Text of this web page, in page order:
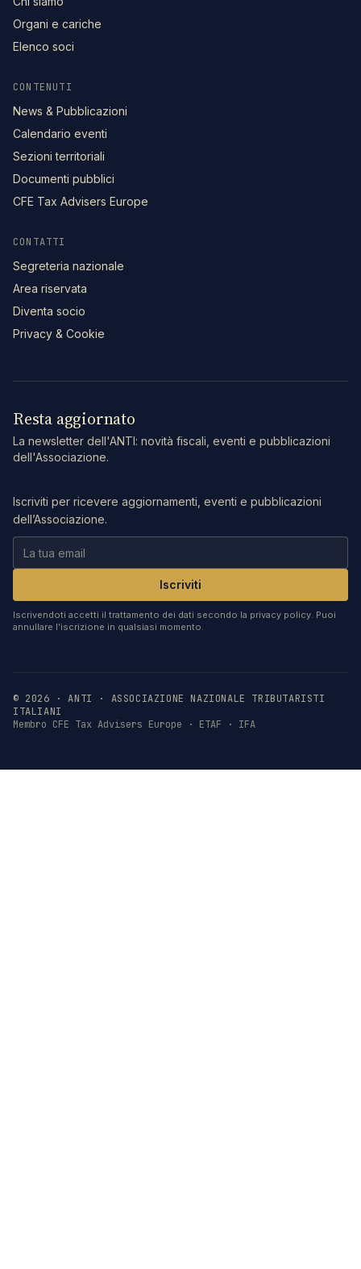
Organi e cariche
Elenco soci
CONTENUTI
News & Pubblicazioni
Calendario eventi
Sezioni territoriali
Documenti pubblici
CFE Tax Advisers Europe
CONTATTI
Segreteria nazionale
Area riservata
Diventa socio
Privacy & Cookie
Resta aggiornato
La newsletter dell'ANTI: novità fiscali, eventi e pubblicazioni
dell'Associazione.
Iscriviti per ricevere aggiornamenti, eventi e pubblicazioni
dell’Associazione.
Iscriviti
Iscrivendoti accetti il trattamento dei dati secondo la privacy policy. Puoi
annullare l’iscrizione in qualsiasi momento.
© 2026 · ANTI · ASSOCIAZIONE NAZIONALE TRIBUTARISTI
ITALIANI
Membro CFE Tax Advisers Europe · ETAF · IFA